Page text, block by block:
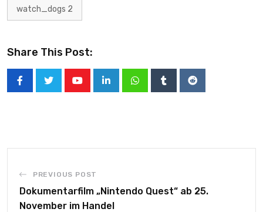
watch_dogs 2
Share This Post:
PREVIOUS POST
Dokumentarfilm „Nintendo Quest“ ab 25.
November im Handel